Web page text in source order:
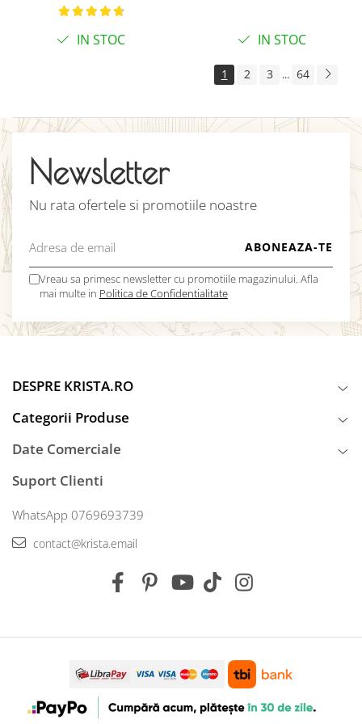
IN STOC IN STOC
1 2 3 ... 64
Newsletter
Nu rata ofertele si promotiile noastre
Vreau sa primesc newsletter cu promotiile magazinului. Afla
mai multe in Politica de Confidentialitate
DESPRE KRISTA.RO
Categorii Produse
Date Comerciale
Suport Clienti
WhatsApp 0769693739
contact@krista.email